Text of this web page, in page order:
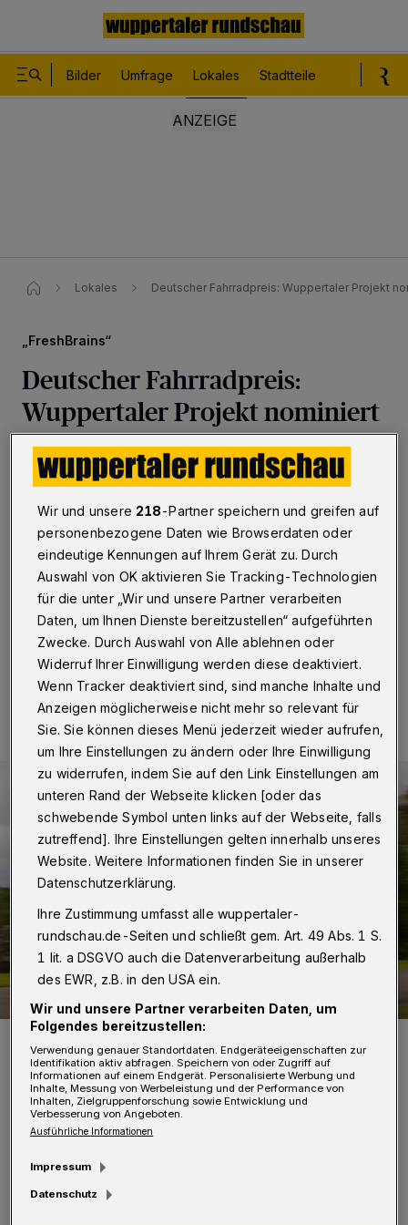
Bilder Umfrage Lokales Stadtteile
Lokales Deutscher Fahrradpreis: Wuppertaler Projekt
„FreshBrains“
Deutscher Fahrradpreis:
Wuppertaler Projekt nominiert
Wuppertal·Die Förderung und die Verbesserung der
Radverkehrsplanung in deutschen Kommunen ist
„FreshBrains“ unter Leitung von Prof. Dr.-Ing. Jürgen
Gerlach, Leiter des Lehr- und Forschungsgebietes
Straßenverkehrsplanung und -technik an der
Bergischen Universität Wuppertal. Für ihr Konzept sind
die Wissenschaftlerinnen und Wissenschaftler jetzt für
den Deutschen Fahrradpreis 2020 nominiert worden.
22.01.2020 , 20:54 Uhr Eine Minute Lesezeit
Symbolfoto.
Foto: Rolf Grossjohann
Gemeinsam mit Kolleginnen und Kollegen der
Universität Breda (Niederlande) organisieren
Wir und unsere 218-Partner speichern und greifen auf
personenbezogene Daten wie Browserdaten oder
eindeutige Kennungen auf Ihrem Gerät zu. Durch
Auswahl von OK aktivieren Sie Tracking-Technologien
für die unter „Wir und unsere Partner verarbeiten
Daten, um Ihnen Dienste bereitzustellen“ aufgeführten
Zwecke. Durch Auswahl von Alle ablehnen oder
Widerruf Ihrer Einwilligung werden diese deaktiviert.
Wenn Tracker deaktiviert sind, sind manche Inhalte und
Anzeigen möglicherweise nicht mehr so relevant für
Sie. Sie können dieses Menü jederzeit wieder aufrufen,
um Ihre Einstellungen zu ändern oder Ihre Einwilligung
zu widerrufen, indem Sie auf den Link Einstellungen am
unteren Rand der Webseite klicken [oder das
schwebende Symbol unten links auf der Webseite, falls
zutreffend]. Ihre Einstellungen gelten innerhalb unseres
Website. Weitere Informationen finden Sie in unserer
Datenschutzerklärung.
Ihre Zustimmung umfasst alle wuppertaler-
rundschau.de-Seiten und schließt gem. Art. 49 Abs. 1 S.
1 lit. a DSGVO auch die Datenverarbeitung außerhalb
des EWR, z.B. in den USA ein.
Wir und unsere Partner verarbeiten Daten, um
Folgendes bereitzustellen:
Verwendung genauer Standortdaten. Endgeräteeigenschaften zur
Identifikation aktiv abfragen. Speichern von oder Zugriff auf
Informationen auf einem Endgerät. Personalisierte Werbung und
Inhalte, Messung von Werbeleistung und der Performance von
Inhalten, Zielgruppenforschung sowie Entwicklung und
Verbesserung von Angeboten.
Ausführliche Informationen
Impressum
Datenschutz